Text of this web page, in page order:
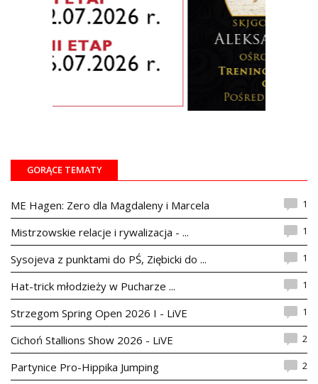
GORĄCE TEMATY
ME Hagen: Zero dla Magdaleny i Marcela 1
Mistrzowskie relacje i rywalizacja - ... 1
Sysojeva z punktami do PŚ, Ziębicki do ... 1
Hat-trick młodzieży w Pucharze ... 1
Strzegom Spring Open 2026 I - LiVE 1
Cichoń Stallions Show 2026 - LiVE 2
Partynice Pro-Hippika Jumping 2